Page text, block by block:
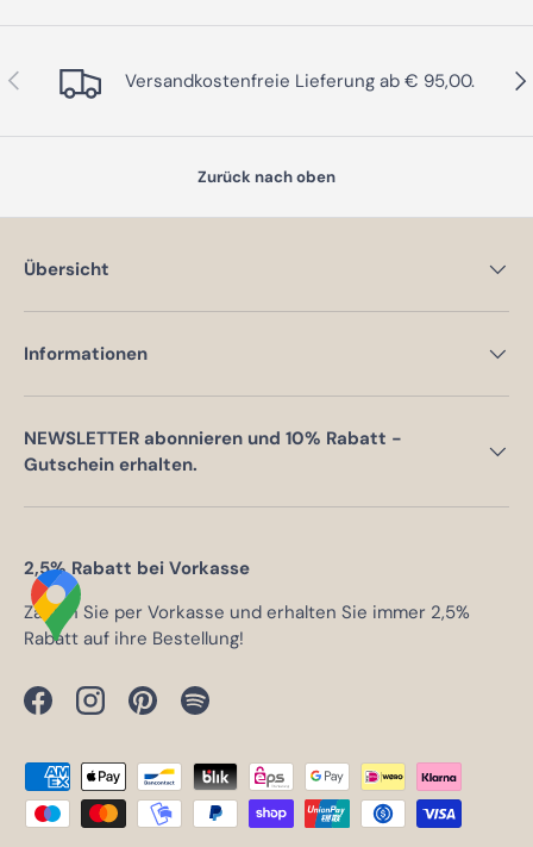
Vorherige Versandkostenfreie Lieferung ab € 95,00.
Zurück nach oben
Übersicht
Informationen
NEWSLETTER abonnieren und 10% Rabatt -
Gutschein erhalten.
2,5% Rabatt bei Vorkasse
Zahlen Sie per Vorkasse und erhalten Sie immer 2,5%
Rabatt auf ihre Bestellung!
FacebookInstagramPinterestSpotify
Zahlungsmethoden